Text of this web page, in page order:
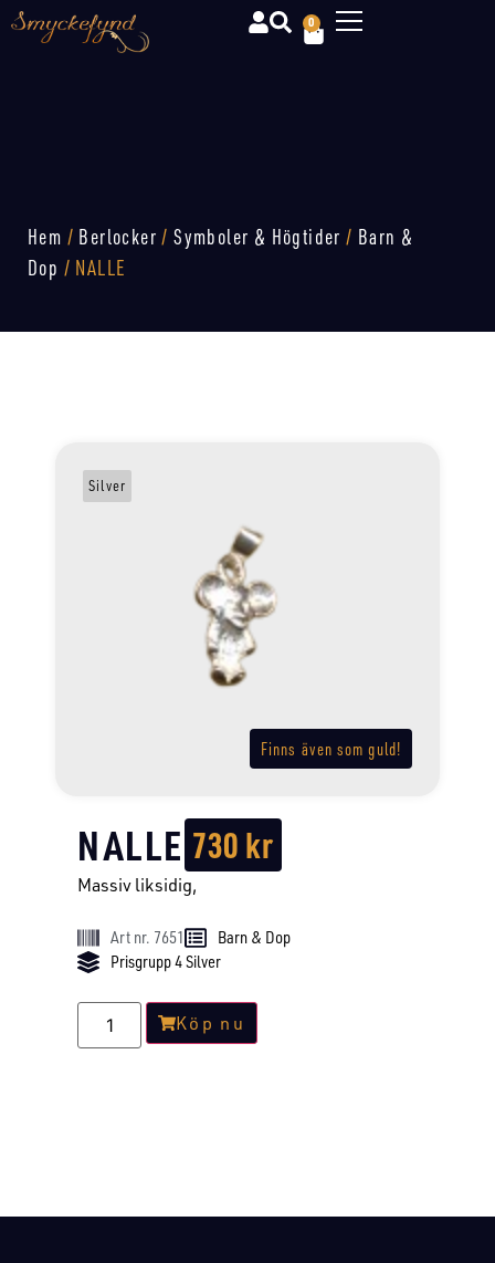
0
Hem / Berlocker /Symboler & Högtider / Barn &
Dop / NALLE
Finns även som guld!
Silver
NALLE 730kr
Massiv liksidig,
Art nr. 7651
Barn & Dop
Prisgrupp 4 Silver
Köp nu